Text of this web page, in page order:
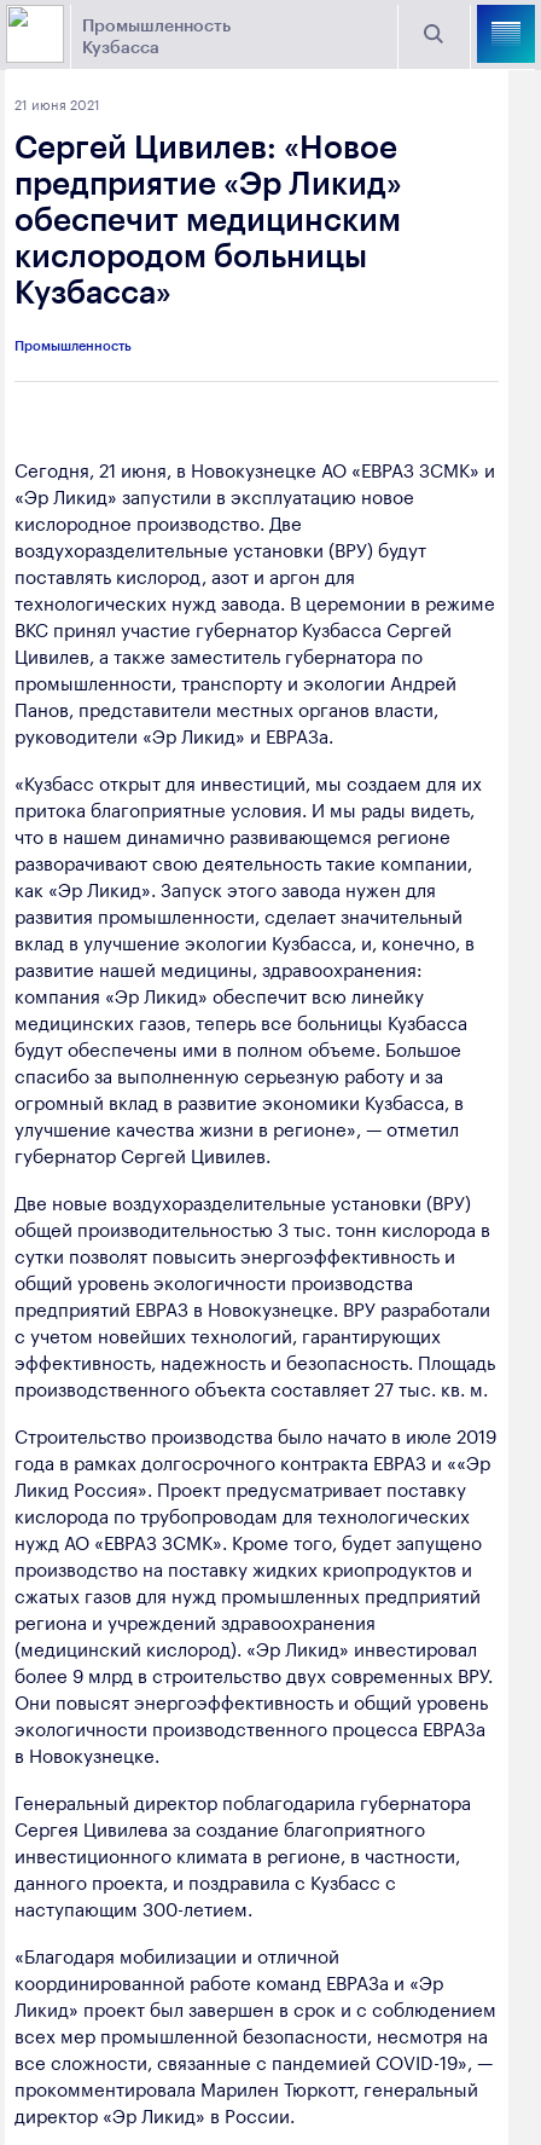
Промышленность
Кузбасса
Поиск
Найти
Торговая площадка Кузбасса
Выберите отрасль
Угольная промышленность
Горно-металлургическая промышленность
Химическая промышленность
Электроэнергетика
Промышленность строительных материалов
Добыча общераспространенных
полезных ископаемых
Лёгкая промышленность
Лесная промышленность
Пищевая промышленность
Предприятия
Новости
промышленности
dprom@ako.ru
Создание сайта — Мэйк
21 июня 2021
Сергей Цивилев: «Новое
предприятие «Эр Ликид»
обеспечит медицинским
кислородом больницы
Кузбасса»
Промышленность
Сегодня, 21 июня, в Новокузнецке АО «ЕВРАЗ ЗСМК» и
«Эр Ликид» запустили в эксплуатацию новое
кислородное производство. Две
воздухоразделительные установки (ВРУ) будут
поставлять кислород, азот и аргон для
технологических нужд завода. В церемонии в режиме
ВКС принял участие губернатор Кузбасса Сергей
Цивилев, а также заместитель губернатора по
промышленности, транспорту и экологии Андрей
Панов, представители местных органов власти,
руководители «Эр Ликид» и ЕВРАЗа.
«Кузбасс открыт для инвестиций, мы создаем для их
притока благоприятные условия. И мы рады видеть,
что в нашем динамично развивающемся регионе
разворачивают свою деятельность такие компании,
как «Эр Ликид». Запуск этого завода нужен для
развития промышленности, сделает значительный
вклад в улучшение экологии Кузбасса, и, конечно, в
развитие нашей медицины, здравоохранения:
компания «Эр Ликид» обеспечит всю линейку
медицинских газов, теперь все больницы Кузбасса
будут обеспечены ими в полном объеме. Большое
спасибо за выполненную серьезную работу и за
огромный вклад в развитие экономики Кузбасса, в
улучшение качества жизни в регионе», — отметил
губернатор Сергей Цивилев.
Две новые воздухоразделительные установки (ВРУ)
общей производительностью 3 тыс. тонн кислорода в
сутки позволят повысить энергоэффективность и
общий уровень экологичности производства
предприятий ЕВРАЗ в Новокузнецке. ВРУ разработали
с учетом новейших технологий, гарантирующих
эффективность, надежность и безопасность. Площадь
производственного объекта составляет 27 тыс. кв. м.
Строительство производства было начато в июле 2019
года в рамках долгосрочного контракта ЕВРАЗ и ««Эр
Ликид Россия». Проект предусматривает поставку
кислорода по трубопроводам для технологических
нужд АО «ЕВРАЗ ЗСМК». Кроме того, будет запущено
производство на поставку жидких криопродуктов и
сжатых газов для нужд промышленных предприятий
региона и учреждений здравоохранения
(медицинский кислород). «Эр Ликид» инвестировал
более 9 млрд в строительство двух современных ВРУ.
Они повысят энергоэффективность и общий уровень
экологичности производственного процесса ЕВРАЗа
в Новокузнецке.
Генеральный директор поблагодарила губернатора
Сергея Цивилева за создание благоприятного
инвестиционного климата в регионе, в частности,
данного проекта, и поздравила с Кузбасс с
наступающим 300-летием.
«Благодаря мобилизации и отличной
координированной работе команд ЕВРАЗа и «Эр
Ликид» проект был завершен в срок и с соблюдением
всех мер промышленной безопасности, несмотря на
все сложности, связанные с пандемией COVID-19», —
прокомментировала Марилен Тюркотт, генеральный
директор «Эр Ликид» в России.